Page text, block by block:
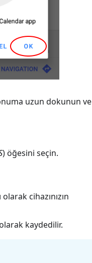
uzun dokunun ve
) öğesini seçin.
cihazınızın
kaydedilir.